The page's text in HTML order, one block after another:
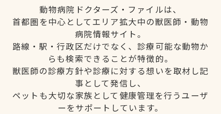
動物病院ドクターズ・ファイルは、
首都圏を中心としてエリア拡大中の獣医師・動物
病院情報サイト。
路線・駅・行政区だけでなく、診療可能な動物か
らも検索できることが特徴的。
獣医師の診療方針や診療に対する想いを取材し記
事として発信し、
ペットも大切な家族として健康管理を行うユーザ
ーをサポートしています。